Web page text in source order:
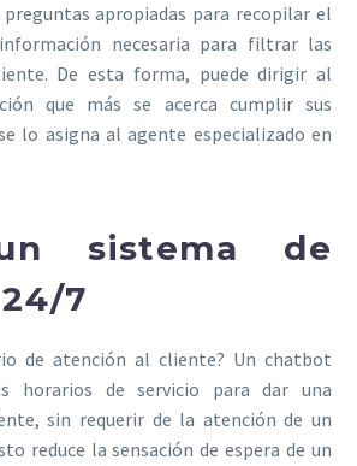
apropiadas para recopilar el
necesaria para filtrar las
De esta forma, puede dirigir al
que más se acerca cumplir sus
lo asigna al agente especializado en
sistema de
7
de atención al cliente? Un chatbot
horarios de servicio para dar una
sin requerir de la atención de un
reduce la sensación de espera de un